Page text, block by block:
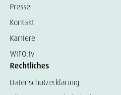
Presse
Kontakt
Karriere
WIFO.tv
Rechtliches
Datenschutzerklärung